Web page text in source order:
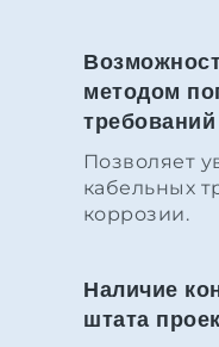
методом
Позволяет
кабельных
коррозии.
Наличие
штата